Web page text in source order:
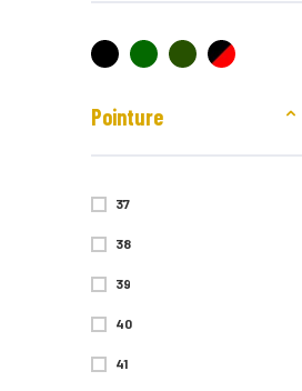
Pointure
37
38
39
40
41